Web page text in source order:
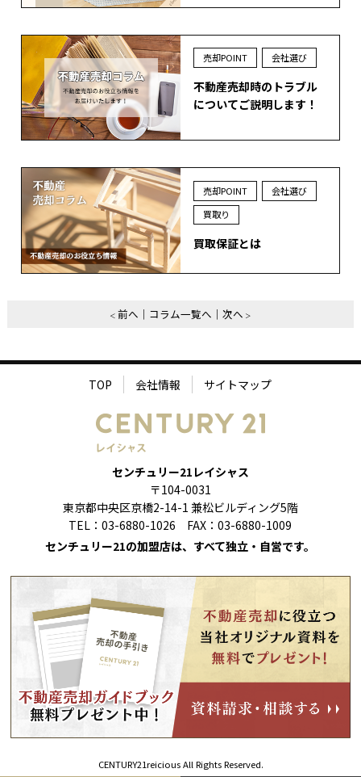
売却POINT 会社選び
不動産売却時のトラブル
についてご説明します！
売却POINT
会社選び
買取り
買取保証とは
前へ コラム一覧へ 次へ
TOP 会社情報 サイトマップ
センチュリー21レイシャス
〒104-0031
東京都中央区京橋2-14-1 兼松ビルディング5階
TEL：03-6880-1026 FAX：03-6880-1009
センチュリー21の加盟店は、すべて独立・自営です。
CENTURY21reicious All Rights Reserved.